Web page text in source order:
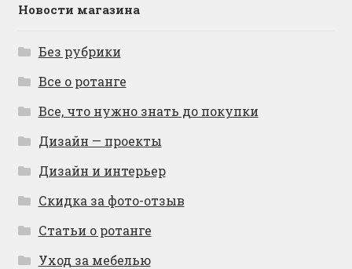
Новости магазина
Без рубрики
Все о ротанге
Все, что нужно знать до покупки
Дизайн — проекты
Дизайн и интерьер
Скидка за фото-отзыв
Статьи о ротанге
Уход за мебелью